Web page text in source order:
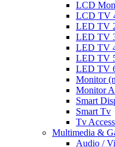
LCD
LCD TV
LED TV
LED TV
LED TV
LED TV
LED TV
Monitor
Monitor
Smart
Smart Tv
Tv
Multimedia &
Audio /